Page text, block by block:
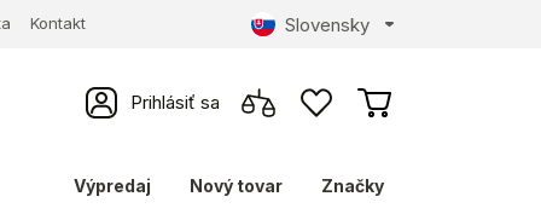
Kontakt Slovensky
Prihlásiť sa
Výpredaj Nový tovar Značky